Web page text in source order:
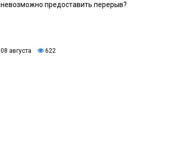
невозможно предоставить перерыв?
08 августа 622